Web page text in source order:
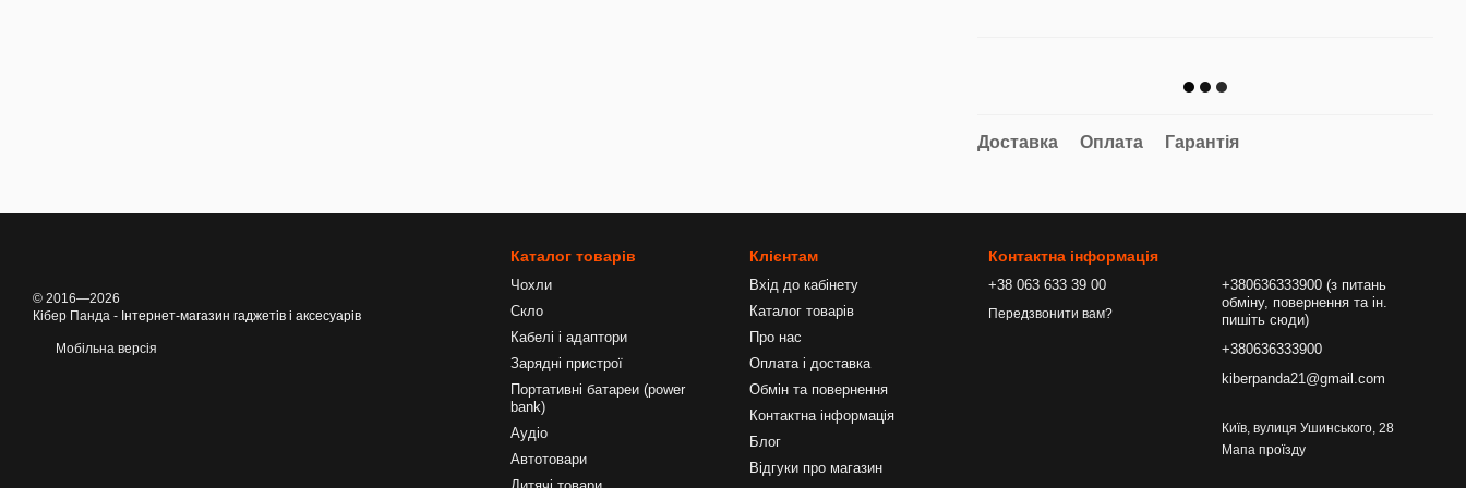
Доставка Оплата Гарантія
© 2016—2026
Кібер Панда - Інтернет-магазин гаджетів і аксесуарів
Мобільна версія
Каталог товарів
Чохли
Скло
Кабелі і адаптори
Зарядні пристрої
Портативні батареи (power
bank)
Аудіо
Автотовари
Клієнтам
Вхід до кабінету
Каталог товарів
Про нас
Оплата і доставка
Обмін та повернення
Контактна інформація
Блог
Відгуки про магазин
Контактна інформація
+38 063 633 39 00
Передзвонити вам?
+380636333900 (з питань
обміну, повернення та ін.
пишіть сюди)
+380636333900
kiberpanda21@gmail.com
Київ, вулиця Ушинського, 28
Мапа проїзду